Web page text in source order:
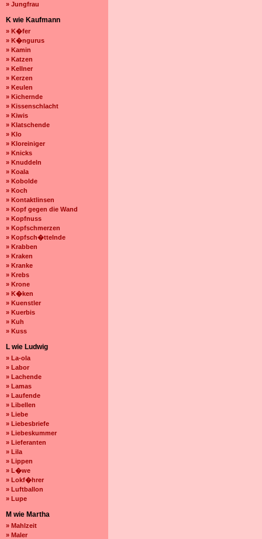
» Jungfrau
K wie Kaufmann
» K�fer
» K�ngurus
» Kamin
» Katzen
» Kellner
» Kerzen
» Keulen
» Kichernde
» Kissenschlacht
» Kiwis
» Klatschende
» Klo
» Kloreiniger
» Knicks
» Knuddeln
» Koala
» Kobolde
» Koch
» Kontaktlinsen
» Kopf gegen die Wand
» Kopfnuss
» Kopfschmerzen
» Kopfsch�ttelnde
» Krabben
» Kraken
» Kranke
» Krebs
» Krone
» K�ken
» Kuenstler
» Kuerbis
» Kuh
» Kuss
L wie Ludwig
» La-ola
» Labor
» Lachende
» Lamas
» Laufende
» Libellen
» Liebe
» Liebesbriefe
» Liebeskummer
» Lieferanten
» Lila
» Lippen
» L�we
» Lokf�hrer
» Luftballon
» Lupe
M wie Martha
» Mahlzeit
» Maler